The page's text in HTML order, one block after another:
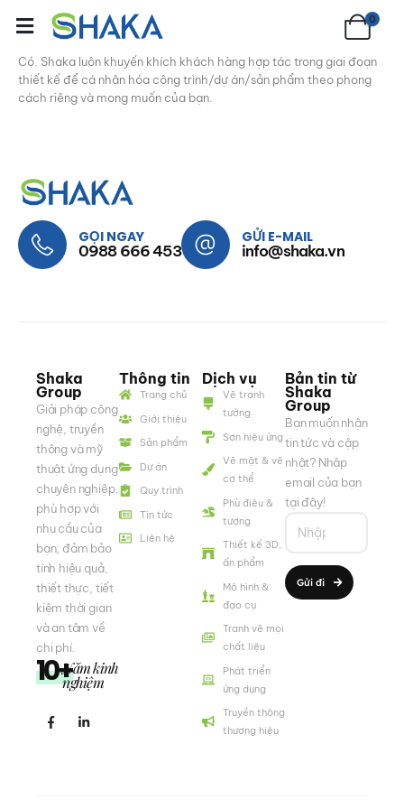
0
Có. Shaka luôn khuyến khích khách hàng hợp tác trong giai đoạn
thiết kế để cá nhân hóa công trình/dự án/sản phẩm theo phong
cách riêng và mong muốn của bạn.
GỌI NGAY
0988 666 453
GỬI E-MAIL
info@shaka.vn
Shaka
Group
Giải pháp công
nghệ, truyền
thông và mỹ
thuật ứng dụng
chuyên nghiệp,
phù hợp với
nhu cầu của
bạn; đảm bảo
tính hiệu quả,
thiết thực, tiết
kiệm thời gian
và an tâm về
chi phí.
10+Năm kinh
nghiệm
Thông tin
Trang chủ
Giới thiệu
Sản phẩm
Dự án
Quy trình
Tin tức
Liên hệ
Dịch vụ
Vẽ tranh
tường
Sơn hiệu ứng
Vẽ mặt & vẽ
cơ thể
Phù điêu &
tượng
Thiết kế 3D,
ấn phẩm
Mô hình &
đạo cụ
Tranh vẽ mọi
chất liệu
Phát triển
ứng dụng
Truyền thông
thương hiệu
Bản tin từ
Shaka
Group
Bạn muốn nhận
tin tức và cập
nhật? Nhập
email của bạn
tại đây!
Gửi đi